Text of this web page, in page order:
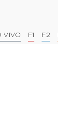
VIVO F1 F2